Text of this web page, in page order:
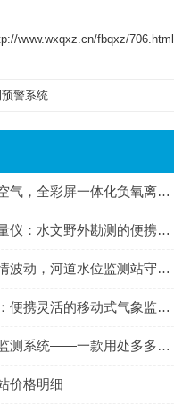
www.wxqxz.cn/fbqxz/706.html
警系统
屏一体化负氧离子监测站量化生态优势
水文野外勘测的便携智能检测利器
河道水位监测站守护流域河道安全
灵活的移动式气象监测智能设备
处多多好处也多多的农业大棚气象监测站2023已更新
价格明细